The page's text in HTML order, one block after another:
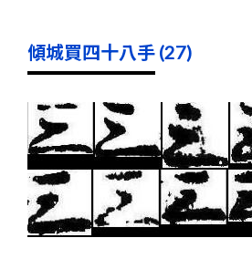
傾城買四十八手 (27)